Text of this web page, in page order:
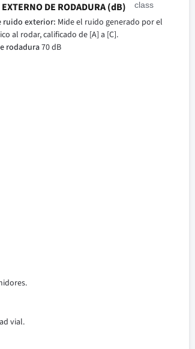
DE RODADURA (dB)
ruido exterior: Mide el ruido generado por el
al rodar, calificado de [A] a [C].
rodadura70 dB
vial.